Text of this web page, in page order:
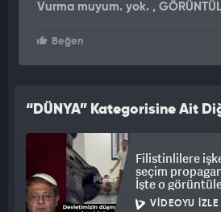
Vurma muyum. yok. ,
Beğen
“DÜNYA” Kategorisine Ait
Filistinlilere
seçim
İşte o
VIDEOYU İZLE